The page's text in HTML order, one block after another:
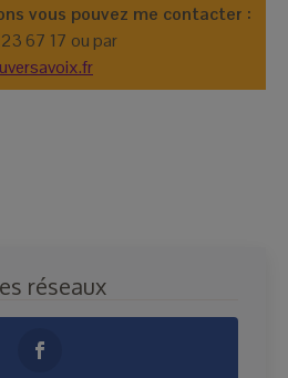
67 17 ou par
réseaux